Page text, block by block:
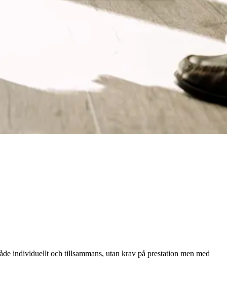
individuellt och tillsammans, utan krav på prestation men med